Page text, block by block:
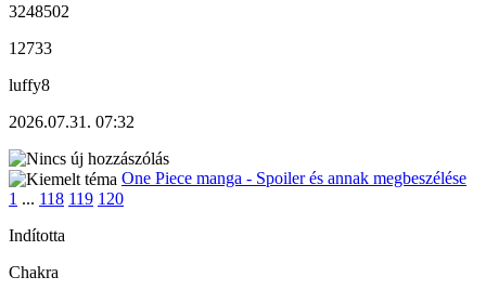
3248502
12733
luffy8
2026.07.31. 07:32
One Piece manga - Spoiler és annak megbeszélése
1 ... 118 119 120
Indította
Chakra